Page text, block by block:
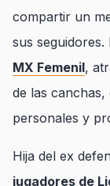
compartir un
sus
MX Femenil,
de las
personales y
Hija del ex
jugadores de